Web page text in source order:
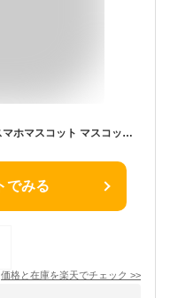
【公式】ミッフィー ひょっとも miffy スマホマスコット マスコット フィギュア 人形 スマートフォン スマホ パソコン PC タブレット iPhone Android モバイル機器 粘着 可愛い かわいい 小物 キャラクター グッズ 誕生日 プレゼント ギフト ピンク 青 ブルー うさぎ
でみる
価格と在庫を楽天でチェック >>